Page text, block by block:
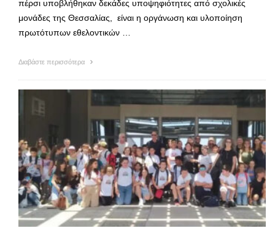
πέρσι υποβλήθηκαν δεκάδες υποψηφιότητες από σχολικές
μονάδες της Θεσσαλίας, είναι η οργάνωση και υλοποίηση
πρωτότυπων εθελοντικών …
Διαβάστε περισσότερα